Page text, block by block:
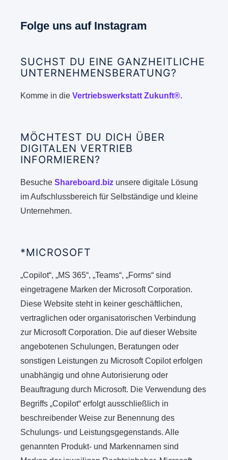
Folge uns auf Instagram
SUCHST DU EINE GANZHEITLICHE
UNTERNEHMENSBERATUNG?
Komme in dieVertriebswerkstatt Zukunft®.
MÖCHTEST DU DICH ÜBER
DIGITALEN VERTRIEB
INFORMIEREN?
BesucheShareboard.biz unsere digitale Lösung
im Aufschlussbereich für Selbständige und kleine
Unternehmen.
*MICROSOFT
„Copilot“, „MS 365“, „Teams“, „Forms“ sind
eingetragene Marken der Microsoft Corporation.
Diese Website steht in keiner geschäftlichen,
vertraglichen oder organisatorischen Verbindung
zur Microsoft Corporation. Die auf dieser Website
angebotenen Schulungen, Beratungen oder
sonstigen Leistungen zu Microsoft Copilot erfolgen
unabhängig und ohne Autorisierung oder
Beauftragung durch Microsoft. Die Verwendung des
Begriffs „Copilot“ erfolgt ausschließlich in
beschreibender Weise zur Benennung des
Schulungs- und Leistungsgegenstands. Alle
genannten Produkt- und Markennamen sind